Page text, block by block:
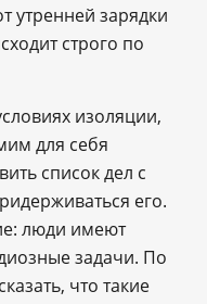
утренней зарядки
строго по
изоляции,
для себя
список дел с
его.
люди имеют
задачи. По
что такие